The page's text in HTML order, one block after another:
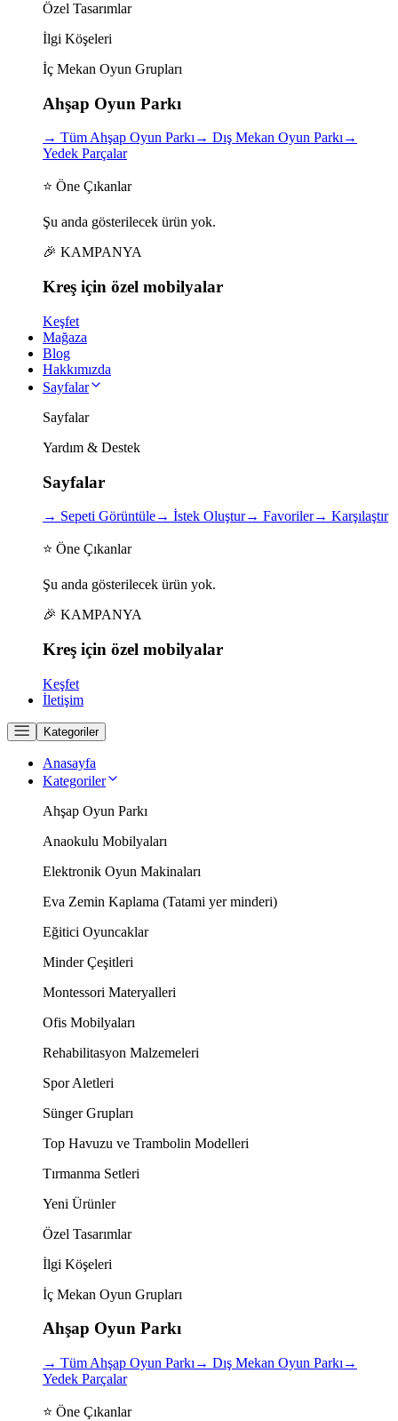
Özel Tasarımlar
İlgi Köşeleri
İç Mekan Oyun Grupları
Ahşap Oyun Parkı
→ Tüm Ahşap Oyun Parkı→ Dış Mekan Oyun Parkı→
Yedek Parçalar
⭐ Öne Çıkanlar
Şu anda gösterilecek ürün yok.
🎉 KAMPANYA
Kreş için özel mobilyalar
Keşfet
Mağaza
Blog
Hakkımızda
Sayfalar
Sayfalar
Yardım & Destek
Sayfalar
→ Sepeti Görüntüle→ İstek Oluştur→ Favoriler→ Karşılaştır
⭐ Öne Çıkanlar
Şu anda gösterilecek ürün yok.
🎉 KAMPANYA
Kreş için özel mobilyalar
Keşfet
İletişim
Kategoriler
Anasayfa
Kategoriler
Ahşap Oyun Parkı
Anaokulu Mobilyaları
Elektronik Oyun Makinaları
Eva Zemin Kaplama (Tatami yer minderi)
Eğitici Oyuncaklar
Minder Çeşitleri
Montessori Materyalleri
Ofis Mobilyaları
Rehabilitasyon Malzemeleri
Spor Aletleri
Sünger Grupları
Top Havuzu ve Trambolin Modelleri
Tırmanma Setleri
Yeni Ürünler
Özel Tasarımlar
İlgi Köşeleri
İç Mekan Oyun Grupları
Ahşap Oyun Parkı
→ Tüm Ahşap Oyun Parkı → Dış Mekan Oyun Parkı →
Yedek Parçalar
⭐ Öne Çıkanlar